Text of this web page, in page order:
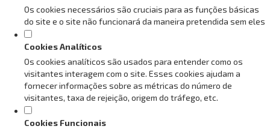
Os cookies necessários são cruciais para as funções básicas
do site e o site não funcionará da maneira pretendida sem eles
Cookies Analíticos
Os cookies analíticos são usados para entender como os
visitantes interagem com o site. Esses cookies ajudam a
fornecer informações sobre as métricas do número de
visitantes, taxa de rejeição, origem do tráfego, etc.
Cookies Funcionais